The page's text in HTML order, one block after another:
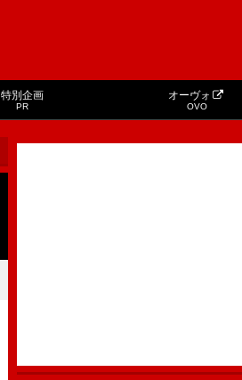
特別企画
PR
オーヴォ
OVO